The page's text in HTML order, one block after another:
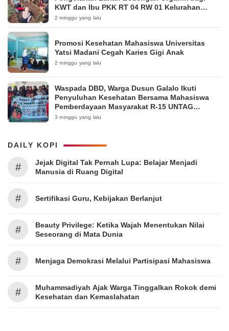
KWT dan Ibu PKK RT 04 RW 01 Kelurahan
Pakintelan
2 minggu yang lalu
Promosi Kesehatan Mahasiswa Universitas
Yatsi Madani Cegah Karies Gigi Anak
2 minggu yang lalu
Waspada DBD, Warga Dusun Galalo Ikuti
Penyuluhan Kesehatan Bersama Mahasiswa
Pemberdayaan Masyarakat R-15 UNTAG
Surabaya 2026
3 minggu yang lalu
DAILY KOPI
#
Jejak Digital Tak Pernah Lupa: Belajar Menjadi
Manusia di Ruang Digital
# Sertifikasi Guru, Kebijakan Berlanjut
#
Beauty Privilege: Ketika Wajah Menentukan Nilai
Seseorang di Mata Dunia
# Menjaga Demokrasi Melalui Partisipasi Mahasiswa
#
Muhammadiyah Ajak Warga Tinggalkan Rokok demi
Kesehatan dan Kemaslahatan